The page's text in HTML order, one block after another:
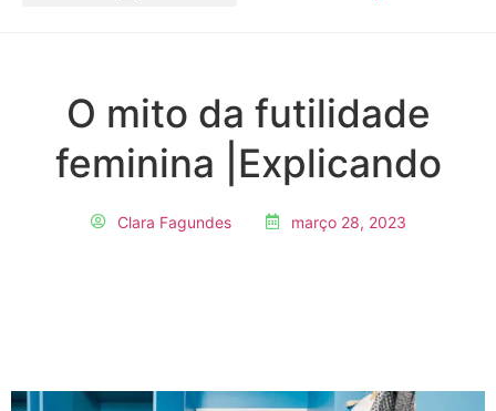
O mito da futilidade
feminina |Explicando
Clara Fagundes março 28, 2023